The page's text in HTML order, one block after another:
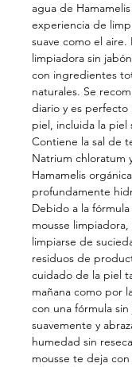
agua de
experiencia de
suave como el aire.
limpiadora sin
con ingredientes
naturales. Se
diario y es
piel, incluida la piel
Contiene la sal de
Natrium chloratum
Hamamelis
profundamente
Debido a la
mousse
limpiarse de
residuos de
cuidado de la piel
mañana como por
con una fórmula
suavemente y
humedad sin
mousse te deja